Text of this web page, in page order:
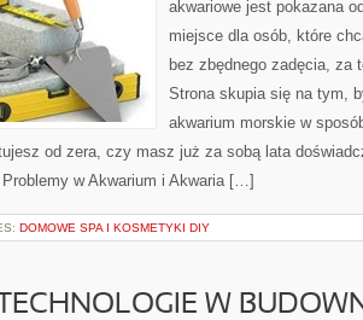
akwariowe jest pokazana
miejsce dla osób, które
bez zbędnego zadęcia, za
Strona skupia się na tym,
akwarium morskie w
od zera, czy masz już za sobą lata
w Akwarium i Akwaria […]
DOMOWE SPA I KOSMETYKI DIY
W